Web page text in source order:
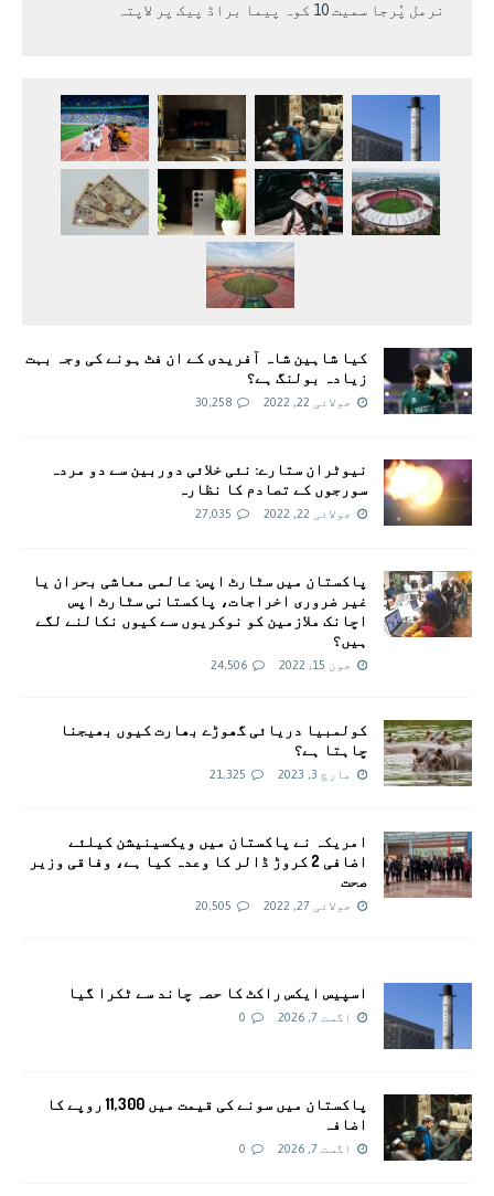
نرمل پُرجا سمیت 10 کوہ پیما براڈ پیک پر لاپتہ
کیا شاہین شاہ آفریدی کے ان فٹ ہونے کی وجہ بہت
زیادہ بولنگ ہے؟
جولائی 22, 2022 30,258
نیوٹران ستارے: نئی خلائی دوربین سے دو مردہ
سورجوں کے تصادم کا نظارہ
جولائی 22, 2022 27,035
پاکستان میں سٹارٹ اپس: عالمی معاشی بحران یا
غیر ضروری اخراجات، پاکستانی سٹارٹ اپس
اچانک ملازمین کو نوکریوں سے کیوں نکالنے لگے
ہیں؟
جون 15, 2022 24,506
کولمبیا دریائی گھوڑے بھارت کیوں بھیجنا
چاہتا ہے؟
مارچ 3, 2023 21,325
امريکہ نے پاکستان میں ویکسینیشن کیلئے
اضافی 2 کروڑ ڈالر کا وعدہ کیا ہے، وفاقی وزیر
صحت
جولائی 27, 2022 20,505
اسپیس ایکس راکٹ کا حصہ چاند سے ٹکرا گیا
اگست 7, 2026 0
پاکستان میں سونے کی قیمت میں 11,300 روپے کا
اضافہ
اگست 7, 2026 0